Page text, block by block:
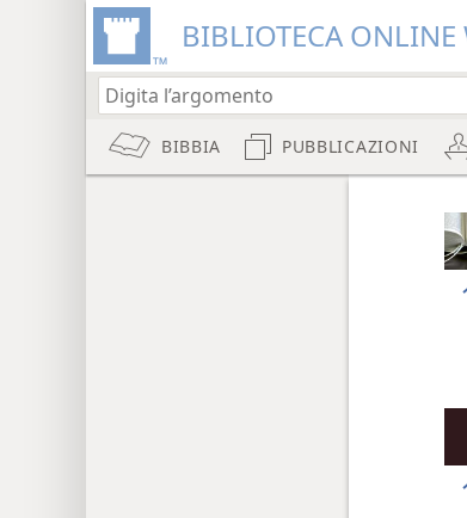
BIBLIOTECA
BIBBIA PUBBLICAZIONI